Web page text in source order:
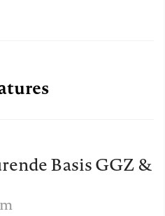
Basis GGZ &